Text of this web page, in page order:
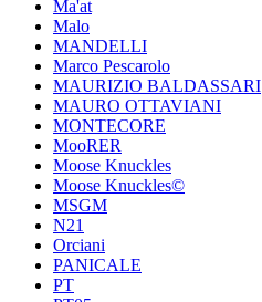
Ma'at
Malo
MANDELLI
Marco Pescarolo
MAURIZIO BALDASSARI
MAURO OTTAVIANI
MONTECORE
MooRER
Moose Knuckles
Moose Knuckles©️
MSGM
N21
Orciani
PANICALE
PT